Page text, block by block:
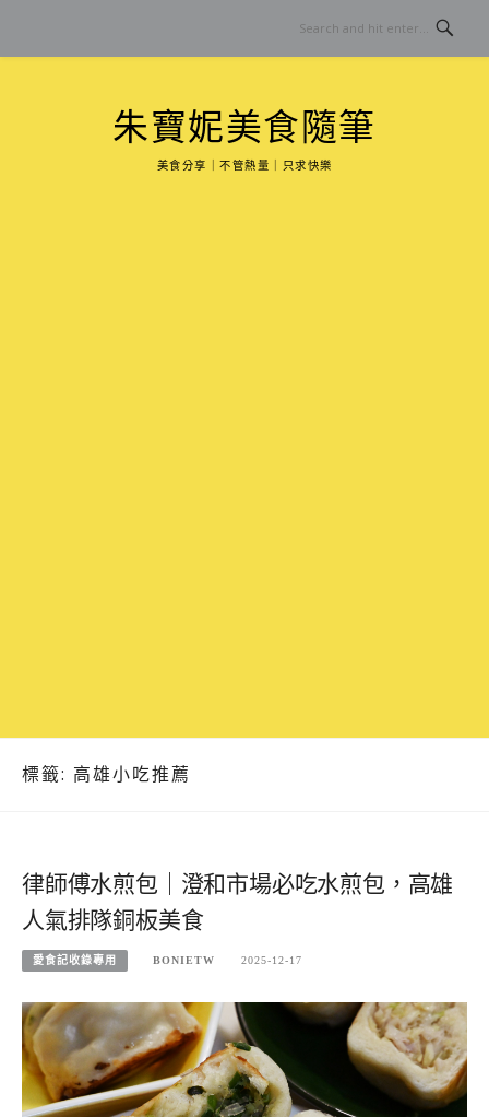
content
朱寶妮美食隨筆
美食分享｜不管熱量｜只求快樂
標籤: 高雄小吃推薦
律師傅水煎包｜澄和市場必吃水煎包，高雄
人氣排隊銅板美食
愛食記收錄專用 BONIETW 2025-12-17